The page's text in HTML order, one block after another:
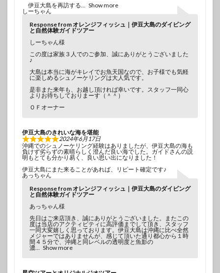
伊豆大島を再訪する
Show more
しーちゃん
Response from オレンジフィッシュ｜伊豆大島のダイビング
と自然体験ガイドツアー
しーちゃん様
この度は家族３人でのご参加、誠にありがとうございました
♪
大島は本当に海がキレイでお魚天国なので、お子様でも気軽
に楽しめるシュノーケリングは大人気です。
是非また来年も、お越し頂ければ幸いです。スタッフ一同心
よりお待ちしておりまーす（＾＾）
ＯＦオーナー
伊豆大島のきれいな海を堪能
2024年6月17日
沖縄でのシュノーケリング経験はありましたが、伊豆大島の海も
負けず劣らずの素晴らしく澄んだ良い海でした。ガイドさんの説
明もとても分かり易く、良い思い出になりました！
伊豆大島にまた来ることがあれば、リピート確定です♪
あっちゃん
Response from オレンジフィッシュ｜伊豆大島のダイビング
と自然体験ガイドツアー
あっちゃん様
先日はご来店頂き、誠にありがとうございました。またこの
度は当店のアクティビティに高評価までして頂き、スタッフ
一同大変嬉しく思っております。伊豆大島は沖縄に比べ全然
メジャーではありませんが、感じて頂いた通り都心から１時
間４５分で、沖縄と同レベルの透明度と魚影の
濃
Show more